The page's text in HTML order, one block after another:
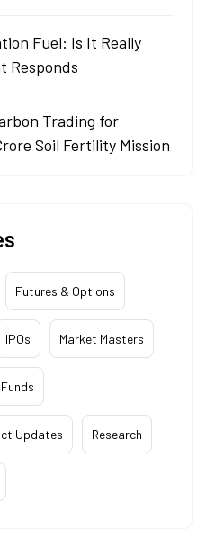
Fuel: Is It Really
Responds
Trading for
Soil Fertility Mission
Futures & Options
IPOs Market Masters
Updates Research